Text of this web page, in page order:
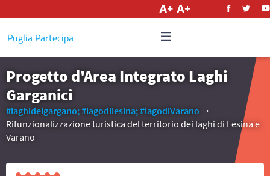
Puglia Partecipa
Progetto d'Area Integrato Laghi
Garganici
#laghidelgargano;#lagodilesina;#lagodiVarano
Rifunzionalizzazione turistica del territorio dei laghi di Lesina e
Varano